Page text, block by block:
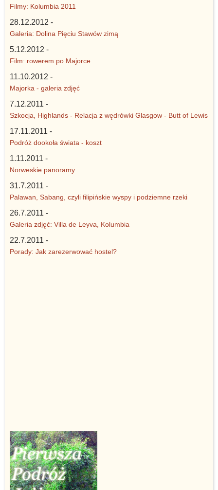
Filmy: Kolumbia 2011
28.12.2012 -
Galeria: Dolina Pięciu Stawów zimą
5.12.2012 -
Film: rowerem po Majorce
11.10.2012 -
Majorka - galeria zdjęć
7.12.2011 -
Szkocja, Highlands - Relacja z wędrówki Glasgow - Butt of Lewis
17.11.2011 -
Podróż dookoła świata - koszt
1.11.2011 -
Norweskie panoramy
31.7.2011 -
Palawan, Sabang, czyli filipińskie wyspy i podziemne rzeki
26.7.2011 -
Galeria zdjęć: Villa de Leyva, Kolumbia
22.7.2011 -
Porady: Jak zarezerwować hostel?